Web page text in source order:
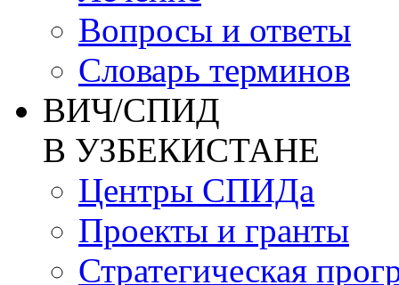
Вопросы и ответы
Словарь терминов
ВИЧ/СПИД
В УЗБЕКИСТАНЕ
Центры СПИДа
Проекты и гранты
Стратегическая